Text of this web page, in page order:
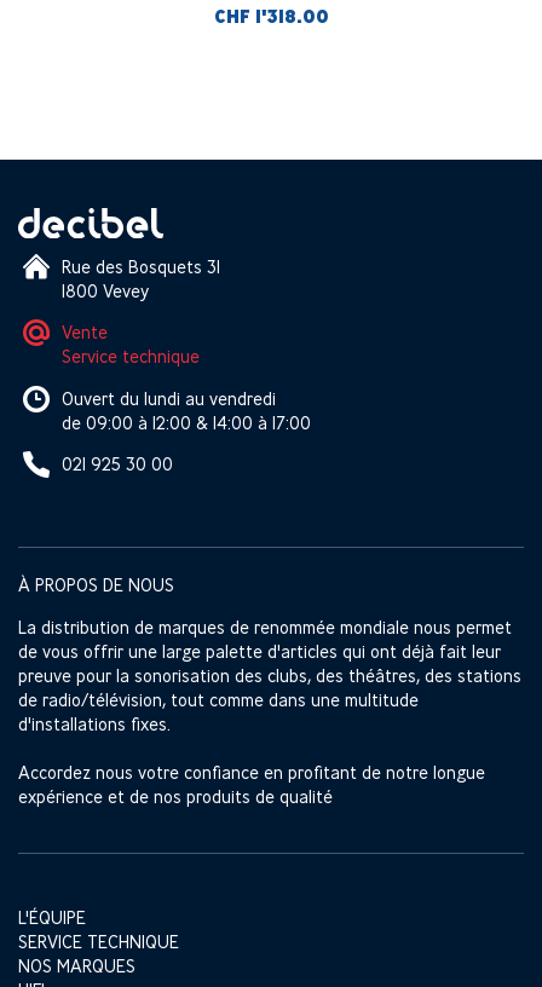
compartment for 3 x AA batteries. WiFi 8GB SD
CHF 1'318.00
Rue des Bosquets 31
1800 Vevey
Vente
Service technique
Ouvert du lundi au vendredi
de 09:00 à 12:00 & 14:00 à 17:00
021 925 30 00
À PROPOS DE NOUS
La distribution de marques de renommée mondiale nous permet
de vous offrir une large palette d'articles qui ont déjà fait leur
preuve pour la sonorisation des clubs, des théâtres, des stations
de radio/télévision, tout comme dans une multitude
d'installations fixes.
Accordez nous votre confiance en profitant de notre longue
expérience et de nos produits de qualité
L'ÉQUIPE
SERVICE TECHNIQUE
NOS MARQUES